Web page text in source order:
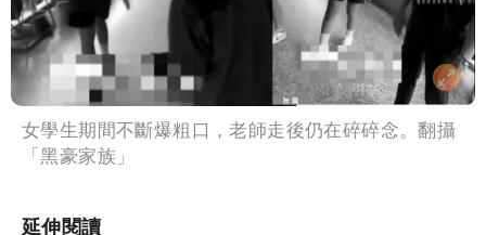
女學生期間不斷爆粗口，老師走後仍在碎碎念。翻攝
「黑豪家族」
延伸閱讀